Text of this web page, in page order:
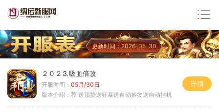
更新时间：2026-05-30
２０２⒊吸血倍攻
开服时间： 05月/30日
版本介绍： 荐 送顶赞送狂暴送自动捡物送自动挂机
详情